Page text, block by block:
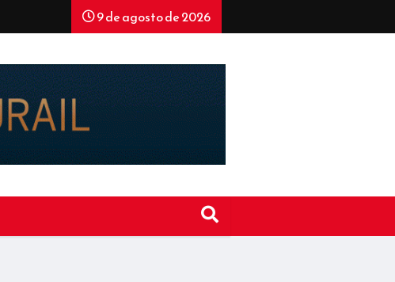
9 de agosto de 2026